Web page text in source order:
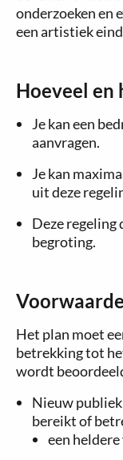
onderzoeken en
een artistiek
Hoeveel en
Je kan een
aanvragen.
Je kan
uit deze
Deze regeling
begroting.
Het plan moet
betrekking tot
wordt
Nieuw
bereikt of
een